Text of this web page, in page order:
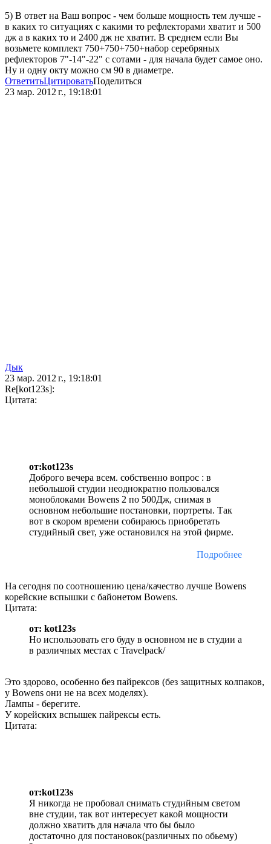
5) В ответ на Ваш вопрос - чем больше мощность тем лучше -
в каких то ситуациях с какими то рефлекторами хватит и 500
дж а в каких то и 2400 дж не хватит. В среднем если Вы
возьмете комплект 750+750+750+набор серебряных
рефлекторов 7"-14"-22" с сотами - для начала будет самое оно.
Ну и одну окту можно см 90 в диаметре.
ОтветитьЦитироватьПоделиться
23 мар. 2012 г., 19:18:01
Дык
23 мар. 2012 г., 19:18:01
Re[kot123s]:
Цитата:
от:kot123s
Доброго вечера всем. собственно вопрос : в
небольшой студии неоднократно пользовался
моноблоками Bowens 2 по 500Дж, снимая в
основном небольшие постановки, портреты. Так
вот в скором времени собираюсь приобретать
студийный свет, уже остановился на этой фирме.
Подробнее
На сегодня по соотношению цена/качество лучше Bowens
корейские вспышки с байонетом Bowens.
Цитата:
от: kot123s
Но использовать его буду в основном не в студии а
в различных местах с Travelpack/
Это здорово, особенно без пайрексов (без защитных колпаков,
у Bowens они не на всех моделях).
Лампы - берегите.
У корейских вспышек пайрексы есть.
Цитата:
от:kot123s
Я никогда не пробовал снимать студийным светом
вне студии, так вот интересует какой мощности
должно хватить для начала что бы было
достаточно для постановок(различных по обьему)